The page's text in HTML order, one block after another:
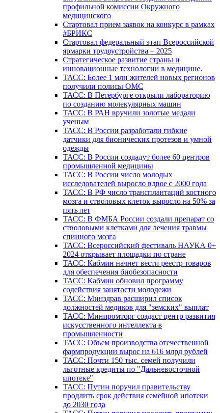
профильной комиссии Окружного
медицинского
Стартовал прием заявок на конкурс в рамках
#БРИКС
Стартовал федеральный этап Всероссийской
ярмарки трудоустройства – 2025
Стратегическое развитие страны и
инновационные технологии в медицине.
ТАСС: Более 1 млн жителей новых регионов
получили полисы ОМС
ТАСС: В Петербурге открыли лабораторию
по созданию молекулярных машин
ТАСС: В РАН вручили золотые медали
ученым
ТАСС: В России разработали гибкие
датчики для бионических протезов и умной
одежды
ТАСС: В России создадут более 60 центров
промышленной медицины
ТАСС: В России число молодых
исследователей выросло вдвое с 2000 года
ТАСС: В РФ число трансплантаций костного
мозга и стволовых клеток выросло на 50% за
пять лет
ТАСС: В ФМБА России создали препарат со
стволовыми клетками для лечения травмы
спинного мозга
ТАСС: Всероссийский фестиваль НАУКА 0+
2024 открывает площадки по стране
ТАСС: Кабмин начнет вести реестр товаров
для обеспечения биобезопасности
ТАСС: Кабмин обновил программу
содействия занятости молодежи
ТАСС: Минздрав расширил список
должностей медиков для "земских" выплат
ТАСС: Минпромторг создаст центр развития
искусственного интеллекта в
промышленности
ТАСС: Объем производства отечественной
фармпродукции вырос на 616 млрд рублей
ТАСС: Почти 150 тыс. семей получили
льготные кредиты по "Дальневосточной
ипотеке"
ТАСС: Путин поручил правительству
продлить срок действия семейной ипотеки
до 2030 года